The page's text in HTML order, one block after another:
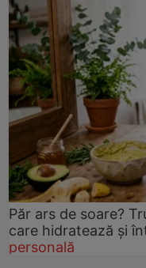
Păr ars de soare?
care hidratează și
personală